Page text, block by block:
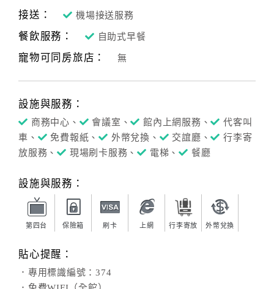
戶
客
絡
單
線
接送：
機場接送服務
餐飲服務： 自助式早餐
寵物可同房旅店： 無
設施與服務：
商務中心、 會議室、 館內上網服務、
代客叫
車、
免費報紙、 外幣兌換、 交誼廳、
行李寄
放服務、
現場刷卡服務、 電梯、 餐廳
設施與服務：
第四台 保險箱 刷卡 上網 行李寄放 外幣兌換
貼心提醒：
．專用標識編號：374